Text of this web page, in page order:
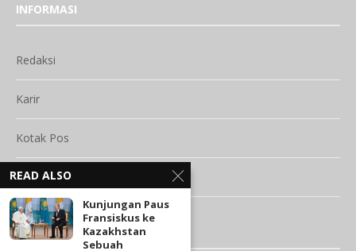
INFORMASI
Redaksi
Karir
Kotak Pos
Privacy Policy
Disclaimer
JARINGAN MEDIA
READ ALSO
Kunjungan Paus
Fransiskus ke
Kazakhstan
Sebuah